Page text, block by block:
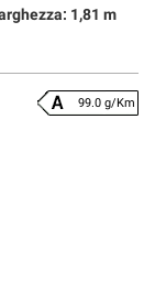
1,81 m
99.0 g/Km